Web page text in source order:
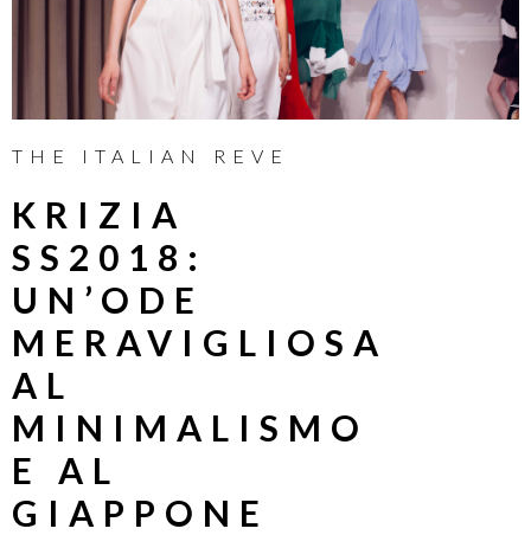
THE ITALIAN REVE
KRIZIA
SS2018:
UN’ODE
MERAVIGLIOSA
AL
MINIMALISMO
E AL
GIAPPONE